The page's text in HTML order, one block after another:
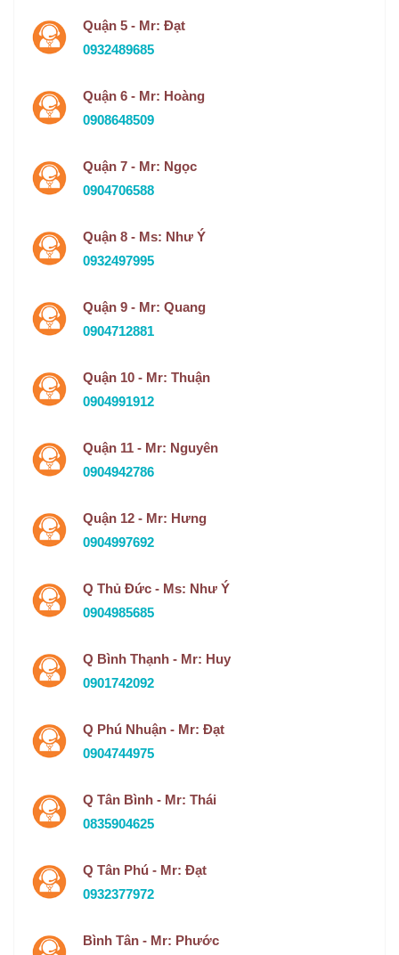
Quận 5 - Mr: Đạt
0932489685
Quận 6 - Mr: Hoàng
0908648509
Quận 7 - Mr: Ngọc
0904706588
Quận 8 - Ms: Như Ý
0932497995
Quận 9 - Mr: Quang
0904712881
Quận 10 - Mr: Thuận
0904991912
Quận 11 - Mr: Nguyên
0904942786
Quận 12 - Mr: Hưng
0904997692
Q Thủ Đức - Ms: Như Ý
0904985685
Q Bình Thạnh - Mr: Huy
0901742092
Q Phú Nhuận - Mr: Đạt
0904744975
Q Tân Bình - Mr: Thái
0835904625
Q Tân Phú - Mr: Đạt
0932377972
Bình Tân - Mr: Phước